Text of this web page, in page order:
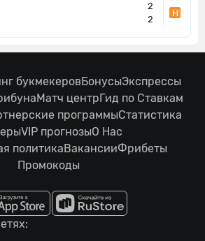
2
2
Н
букмекеровБонусыЭкспрессы
Матч центрГид по Ставкам
программыСтатистика
VIP прогнозыО Нас
политикаВакансииФрибеты
Промокоды